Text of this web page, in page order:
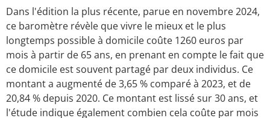
Dans l'édition la plus récente, parue en novembre 2024,
ce baromètre révèle que vivre le mieux et le plus
longtemps possible à domicile coûte 1260 euros par
mois à partir de 65 ans, en prenant en compte le fait que
ce domicile est souvent partagé par deux individus. Ce
montant a augmenté de 3,65 % comparé à 2023, et de
20,84 % depuis 2020. Ce montant est lissé sur 30 ans, et
l'étude indique également combien cela coûte par mois